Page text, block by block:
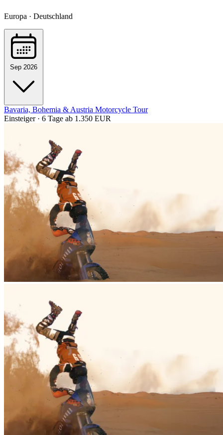
Europa · Deutschland
Sep 2026
Bavaria, Bohemia & Austria Motorcycle Tour
Einsteiger · 6 Tage ab 1.350 EUR